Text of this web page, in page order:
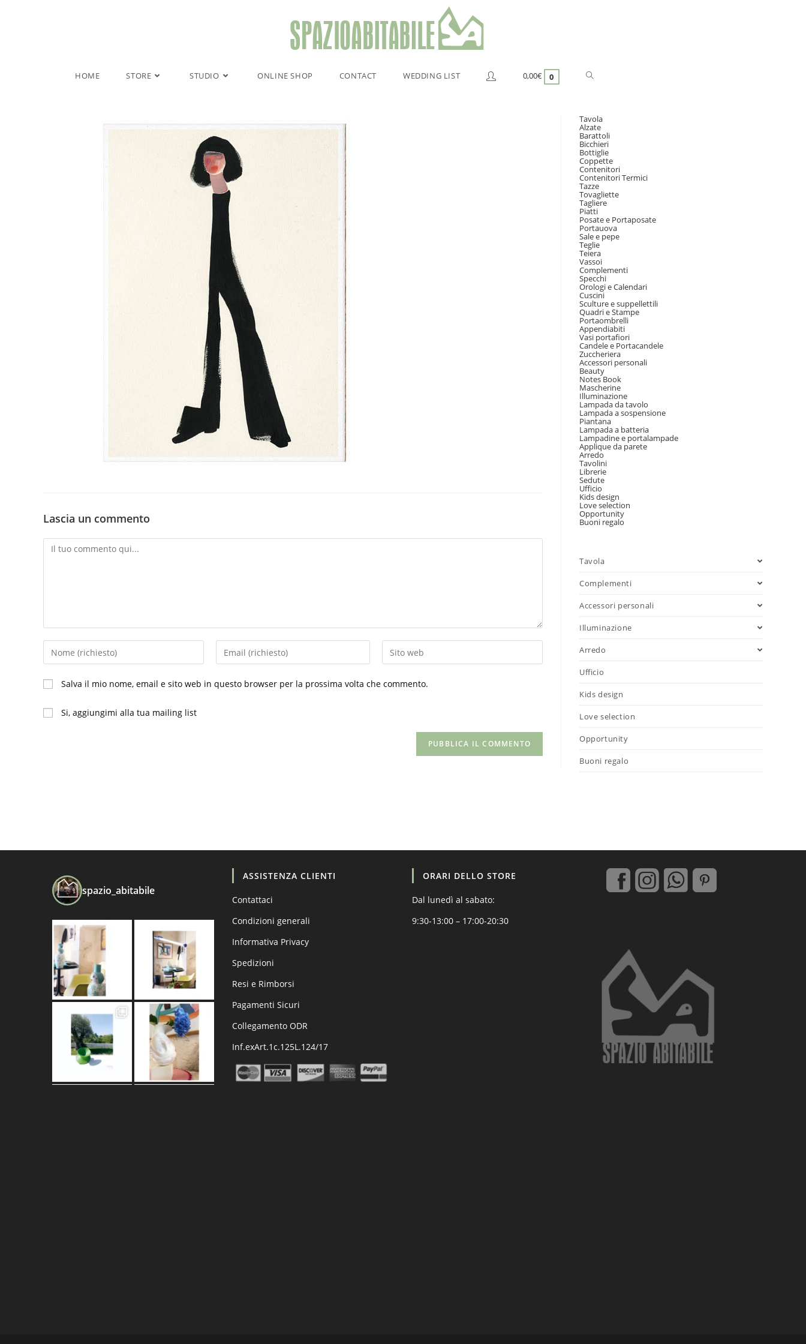
HOME STORE STUDIO ONLINE SHOP CONTACT WEDDING LIST 0,00€ 0
Lascia un commento
Commento
Inserisci
il
tuo
nome
o
Inserisci
il
indirizzo
Inserisci
l'URL
Salva il mio nome, email e sito web in questo browser per la prossima volta che commento.
Si, aggiungimi alla tua mailing list
Tavola
Alzate
Barattoli
Bicchieri
Bottiglie
Coppette
Contenitori
Contenitori Termici
Tazze
Tovagliette
Tagliere
Piatti
Posate e Portaposate
Portauova
Sale e pepe
Teglie
Teiera
Vassoi
Complementi
Specchi
Orologi e Calendari
Cuscini
Sculture e suppellettili
Quadri e Stampe
Portaombrelli
Appendiabiti
Vasi portafiori
Candele e Portacandele
Zuccheriera
Accessori personali
Beauty
Notes Book
Mascherine
Illuminazione
Lampada da tavolo
Lampada a sospensione
Piantana
Lampada a batteria
Lampadine e portalampade
Applique da parete
Arredo
Tavolini
Librerie
Sedute
Ufficio
Kids design
Love selection
Opportunity
Buoni regalo
Tavola
Complementi
Accessori personali
Illuminazione
Arredo
Ufficio
Kids design
Love selection
Opportunity
Buoni regalo
spazio_abitabile
ASSISTENZA CLIENTI
Contattaci
Condizioni generali
Informativa Privacy
Spedizioni
Resi e Rimborsi
Pagamenti Sicuri
Collegamento ODR
Inf.exArt.1c.125L.124/17
ORARI DELLO STORE
Dal lunedì al sabato:
9:30-13:00 – 17:00-20:30